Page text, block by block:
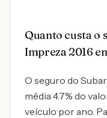
Quanto custa o
Impreza 2016
O seguro do
média 4.7% do
veículo por ano.